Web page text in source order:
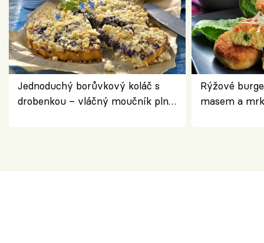
Jednoduchý borůvkový koláč s
drobenkou – vláčný moučník plný
Rýžové
masem a